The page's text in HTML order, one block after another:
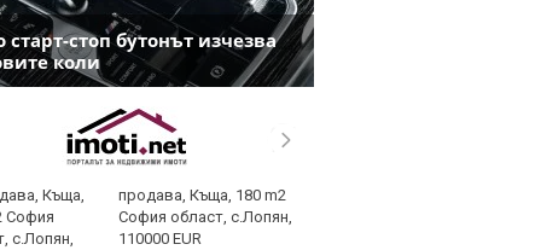
стоп бутонът изчезва
коли
продава, Къща, 180 m2
София област, с.Лопян,
110000 EUR